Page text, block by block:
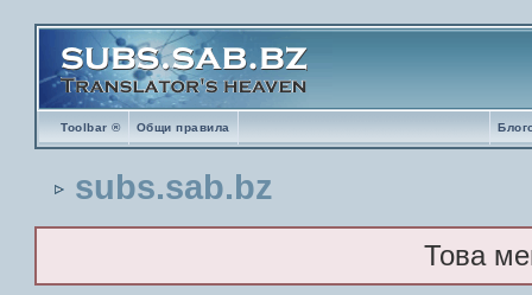
Toolbar ® Общи правила
subs.sab.bz
Това